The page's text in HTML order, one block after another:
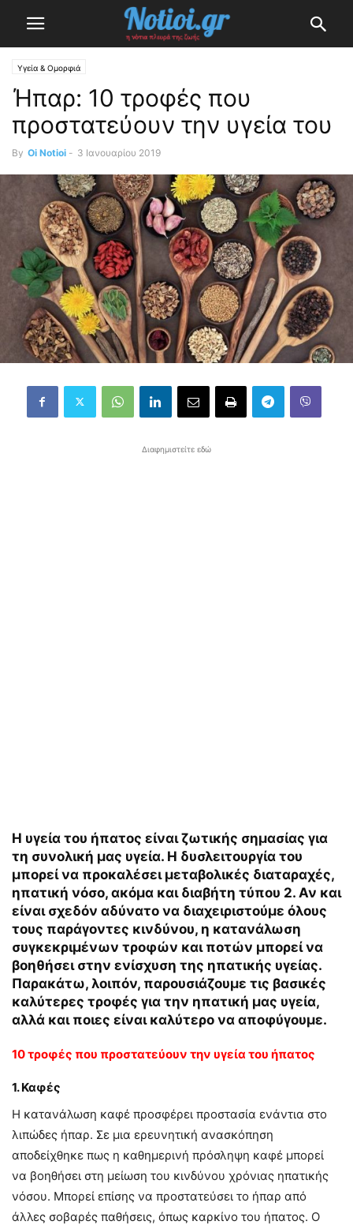
Υγεία & Ομορφιά
Ήπαρ: 10 τροφές που
προστατεύουν την υγεία του
By Oi Notioi - 3 Ιανουαρίου 2019
Διαφημιστείτε εδώ
Η υγεία του ήπατος είναι ζωτικής σημασίας για
τη συνολική μας υγεία. Η δυσλειτουργία του
μπορεί να προκαλέσει μεταβολικές διαταραχές,
ηπατική νόσο, ακόμα και διαβήτη τύπου 2. Αν και
είναι σχεδόν αδύνατο να διαχειριστούμε όλους
τους παράγοντες κινδύνου, η κατανάλωση
συγκεκριμένων τροφών και ποτών μπορεί να
βοηθήσει στην ενίσχυση της ηπατικής υγείας.
Παρακάτω, λοιπόν, παρουσιάζουμε τις βασικές
καλύτερες τροφές για την ηπατική μας υγεία,
αλλά και ποιες είναι καλύτερο να αποφύγουμε.
10 τροφές που προστατεύουν την υγεία του ήπατος
1. Καφές
Η κατανάλωση καφέ προσφέρει προστασία ενάντια στο
λιπώδες ήπαρ. Σε μια ερευνητική ανασκόπηση
αποδείχθηκε πως η καθημερινή πρόσληψη καφέ μπορεί
να βοηθήσει στη μείωση του κινδύνου χρόνιας ηπατικής
νόσου. Μπορεί επίσης να προστατεύσει το ήπαρ από
άλλες σοβαρές παθήσεις, όπως καρκίνο του ήπατος. Ο